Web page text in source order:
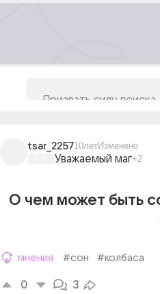
tsar_225710летИзменено
Уважаемый маг+2
О чем может быть
мнения #сон #колбаса
0 3